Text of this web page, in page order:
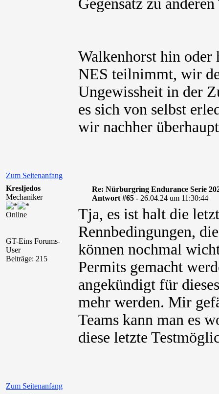
Gegensatz zu
Walkenhorst hin oder
NES teilnimmt, wir
Ungewissheit in der
es sich von selbst
wir nachher
Zum Seitenanfang
Kresljedos
Mechaniker
Online
GT-Eins Forums-
User
Beiträge: 215
Re: Nürburgring Endurance Serie
Antwort #65 - 26.04.24 um 11:30:44
Tja, es ist halt die
Rennbedingungen,
können nochmal
Permits gemacht
angekündigt für
mehr werden. Mir
Teams kann man es
diese letzte
Zum Seitenanfang